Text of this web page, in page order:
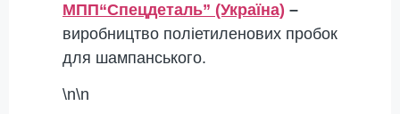
МПП“Спецдеталь” (Україна) –
виробництво поліетиленових пробок
для шампанського.
\n\n